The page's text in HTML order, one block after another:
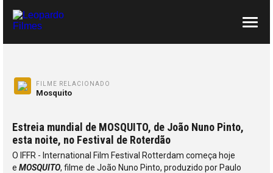
SOBRE NÓS
CONTACTOS
Estreia mundial de MOSQUITO, de João Nuno Pinto,
esta noite, no Festival de Roterdão
O IFFR - International Film Festival Rotterdam começa hoje
e MOSQUITO, filme de João Nuno Pinto, produzido por Paulo
FILME RELACIONADO
Mosquito